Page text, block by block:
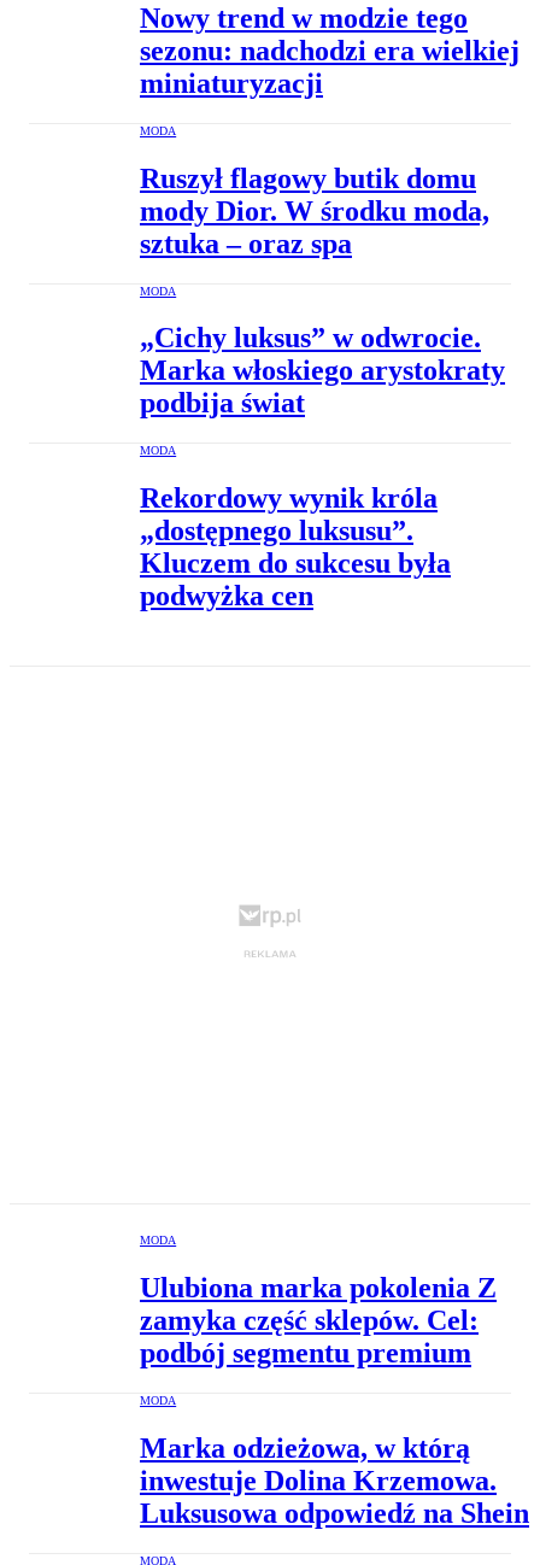
Nowy trend w modzie tego
sezonu: nadchodzi era wielkiej
miniaturyzacji
MODA
Ruszył flagowy butik domu
mody Dior. W środku moda,
sztuka – oraz spa
MODA
„Cichy luksus” w odwrocie.
Marka włoskiego arystokraty
podbija świat
MODA
Rekordowy wynik króla
„dostępnego luksusu”.
Kluczem do sukcesu była
podwyżka cen
MODA
Ulubiona marka pokolenia Z
zamyka część sklepów. Cel:
podbój segmentu premium
MODA
Marka odzieżowa, w którą
inwestuje Dolina Krzemowa.
Luksusowa odpowiedź na Shein
MODA